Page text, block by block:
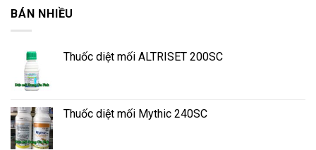
BÁN NHIỀU
Thuốc diệt mối ALTRISET 200SC
Thuốc diệt mối Mythic 240SC